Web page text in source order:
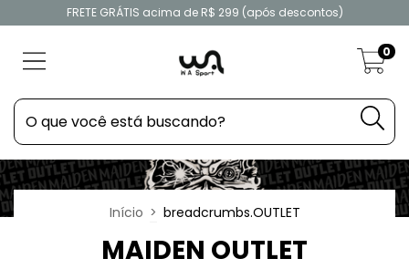
FRETE GRÁTIS acima de R$ 299 (após descontos)
0
Início > breadcrumbs.OUTLET
MAIDEN OUTLET